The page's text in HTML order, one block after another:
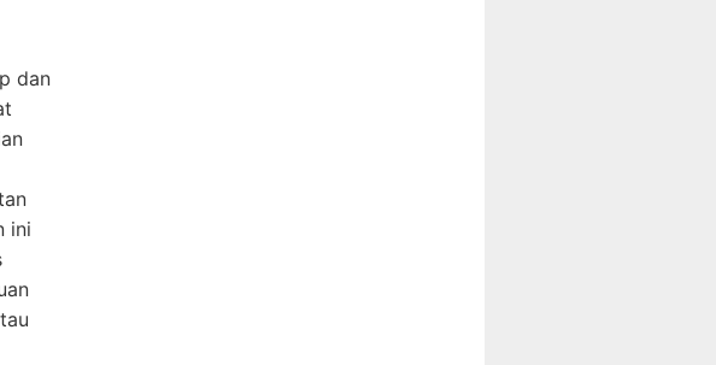
dan
ini